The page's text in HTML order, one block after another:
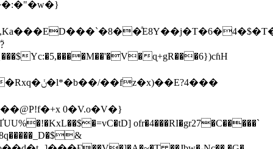
Yc:�5,����M��'�V�ɋ+gR���6})cɦH
ofr�4���RI�gr27�C�����`